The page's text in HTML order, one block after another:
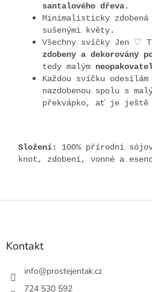
santalového dřeva.
Minimalisticky
sušenými květy.
Všechny svíčky Jen ♡
zdobeny a dekorovány
tedy malým
Každou svíčku
nazdobenou spolu s
překvápko, ať je
Složení:
100% přírodní
knot, zdobení, vonné a
Z
Kontakt
info@prostejentak.cz
724 530 592